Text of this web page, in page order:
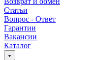
Статьи
Вопрос - Ответ
Гарантии
Вакансии
Каталог